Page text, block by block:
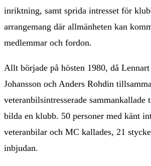
inriktning, samt sprida intresset för
arrangemang där allmänheten kan
medlemmar och fordon.
Allt började på hösten 1980, då
Johansson och Anders Rohdin
veteranbilsintresserade
bilda en klubb. 50 personer med känt
veteranbilar och MC kallades, 21
inbjudan.